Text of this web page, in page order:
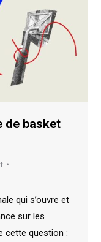
de basket
qui s’ouvre et
sur les
cette question :